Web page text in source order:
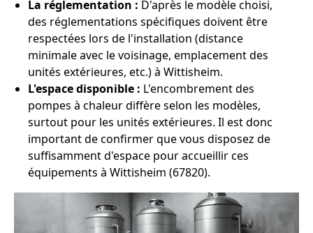
La réglementation : D'après le modèle choisi,
des réglementations spécifiques doivent être
respectées lors de l'installation (distance
minimale avec le voisinage, emplacement des
unités extérieures, etc.) à Wittisheim.
L'espace disponible : L'encombrement des
pompes à chaleur diffère selon les modèles,
surtout pour les unités extérieures. Il est donc
important de confirmer que vous disposez de
suffisamment d'espace pour accueillir ces
équipements à Wittisheim (67820).